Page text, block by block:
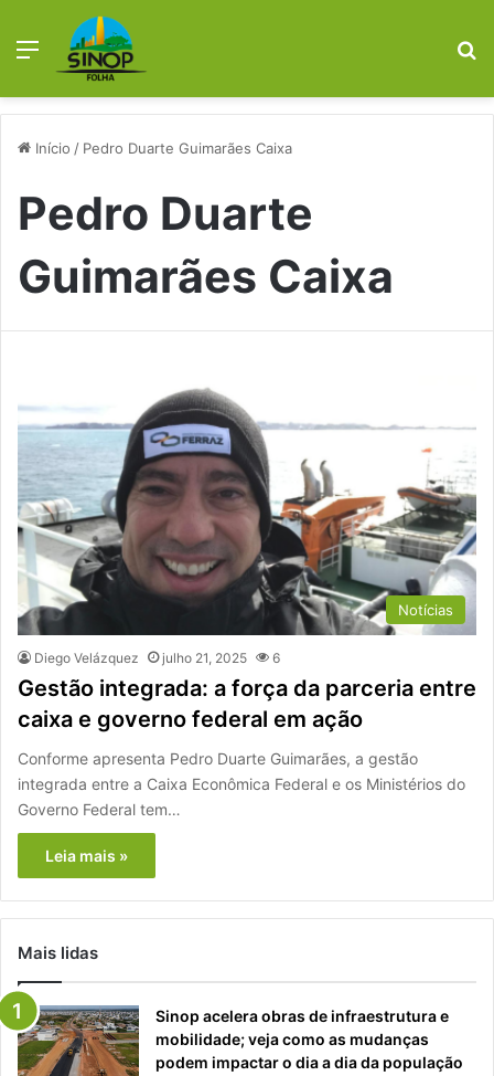
Menu
Início / Pedro Duarte Guimarães Caixa
Pedro Duarte
Guimarães Caixa
Notícias
Diego Velázquez julho 21, 2025 6
Gestão integrada: a força da parceria entre
caixa e governo federal em ação
Conforme apresenta Pedro Duarte Guimarães, a gestão
integrada entre a Caixa Econômica Federal e os Ministérios do
Governo Federal tem…
Leia mais »
Mais lidas
Sinop acelera obras de infraestrutura e
mobilidade; veja como as mudanças
podem impactar o dia a dia da população